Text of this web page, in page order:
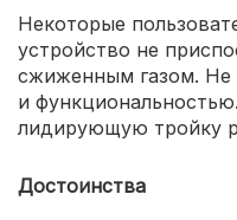
Некоторые
устройство не
сжиженным газом. Не
и
лидирующую тройку
Достоинства